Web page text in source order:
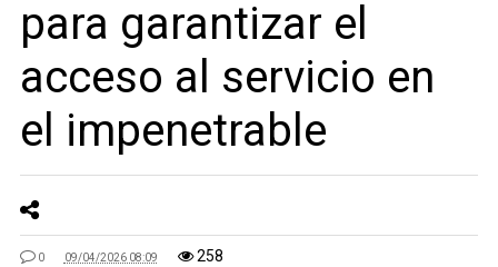
para garantizar el
acceso al servicio en
el impenetrable
0 09/04/2026 08:09 258